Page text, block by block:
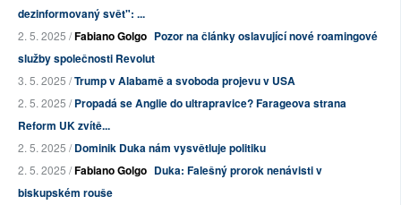
dezinformovaný svět": ...
2. 5. 2025 /Fabiano Golgo Pozor na články oslavující nové roamingové
služby společnosti Revolut
3. 5. 2025 /Trump v Alabamě a svoboda projevu v USA
2. 5. 2025 /Propadá se Anglie do ultrapravice? Farageova strana
Reform UK zvítě...
2. 5. 2025 /Dominik Duka nám vysvětluje politiku
2. 5. 2025 /Fabiano Golgo Duka: Falešný prorok nenávisti v
biskupském rouše